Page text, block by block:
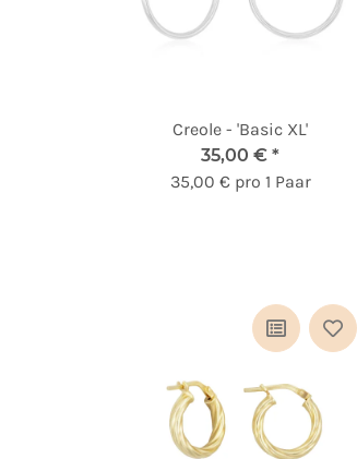
Creole - 'Basic XL'
35,00 €*
35,00 € pro 1 Paar